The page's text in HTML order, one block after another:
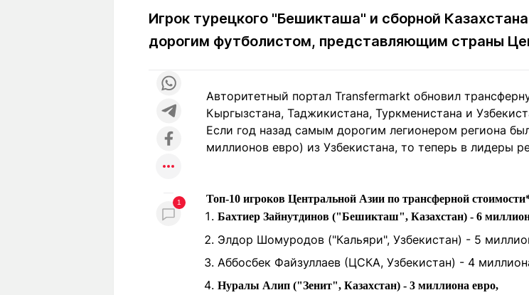
+7 (777) 001 44 99
Реклама
+7 (700) 3 888 188
Игрок турецкого "Бешикташа" и сборной
дорогим футболистом, представляющим страны
1
Авторитетный портал Transfermarkt обновил
Кыргызстана, Таджикистана, Туркменистана и
Если год назад самым дорогим легионером региона
миллионов евро) из Узбекистана, то теперь в лидеры
Топ-10 игроков Центральной Азии по трансферной
Бахтиер Зайнутдинов ("Бешикташ", Казахстан) - 6
Элдор Шомуродов ("Кальяри", Узбекистан) - 5
Аббосбек Файзуллаев (ЦСКА, Узбекистан) - 4
Нуралы Алип ("Зенит", Казахстан) - 3 миллиона евро,